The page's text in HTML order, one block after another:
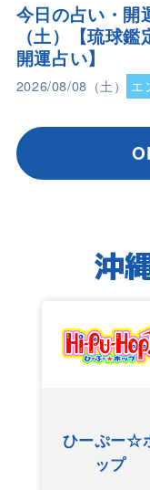
今日の占い・開
（土）【琉球
開運占い】
2026/08/08（土） エ
沖
ひーぷー☆
ップ